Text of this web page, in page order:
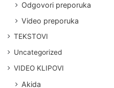
Odgovori preporuka
Video preporuka
TEKSTOVI
Uncategorized
VIDEO KLIPOVI
Akida